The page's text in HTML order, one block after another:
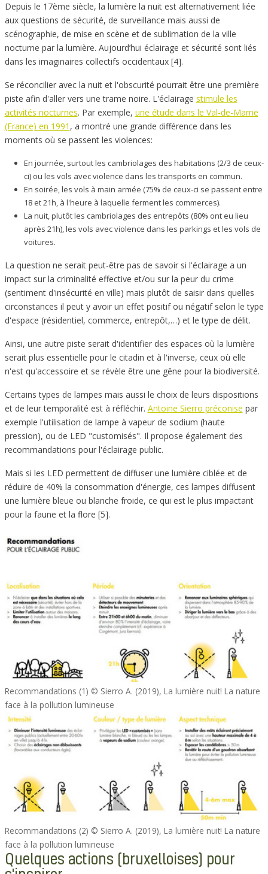
Depuis le 17ème siècle, la lumière la nuit est alternativement liée
aux questions de sécurité, de surveillance mais aussi de
scénographie, de mise en scène et de sublimation de la ville
nocturne par la lumière. Aujourd’hui éclairage et sécurité sont liés
dans les imaginaires collectifs occidentaux [4].
Se réconcilier avec la nuit et l'obscurité pourrait être une première
piste afin d'aller vers une trame noire. L'éclairage stimule les
activités nocturnes. Par exemple, une étude dans le Val-de-Marne
(France) en 1991 , a montré une grande différence dans les
moments où se passent les violences:
En journée, surtout les cambriolages des habitations (2/3 de ceux-
ci) ou les vols avec violence dans les transports en commun.
En soirée, les vols à main armée (75% de ceux-ci se passent entre
18 et 21h, à l'heure à laquelle ferment les commerces).
La nuit, plutôt les cambriolages des entrepôts (80% ont eu lieu
après 21h), les vols avec violence dans les parkings et les vols de
voitures.
La question ne serait peut-être pas de savoir si l'éclairage a un
impact sur la criminalité effective et/ou sur la peur du crime
(sentiment d'insécurité en ville) mais plutôt de saisir dans quelles
circonstances il peut y avoir un effet positif ou négatif selon le type
d'espace (résidentiel, commerce, entrepôt,…) et le type de délit.
Ainsi, une autre piste serait d'identifier des espaces où la lumière
serait plus essentielle pour le citadin et à l'inverse, ceux où elle
n'est qu'accessoire et se révèle être une gêne pour la biodiversité.
Certains types de lampes mais aussi le choix de leurs dispositions
et de leur temporalité est à réfléchir. Antoine Sierro préconise par
exemple l'utilisation de lampe à vapeur de sodium (haute
pression), ou de LED "customisés". Il propose également des
recommandations pour l'éclairage public.
Mais si les LED permettent de diffuser une lumière ciblée et de
réduire de 40% la consommation d'énergie, ces lampes diffusent
une lumière bleue ou blanche froide, ce qui est le plus impactant
pour la faune et la flore [5].
Recommandations (1) © Sierro A. (2019), La lumière nuit! La nature
face à la pollution lumineuse
Recommandations (2) © Sierro A. (2019), La lumière nuit! La nature
face à la pollution lumineuse
Quelques actions (bruxelloises) pour